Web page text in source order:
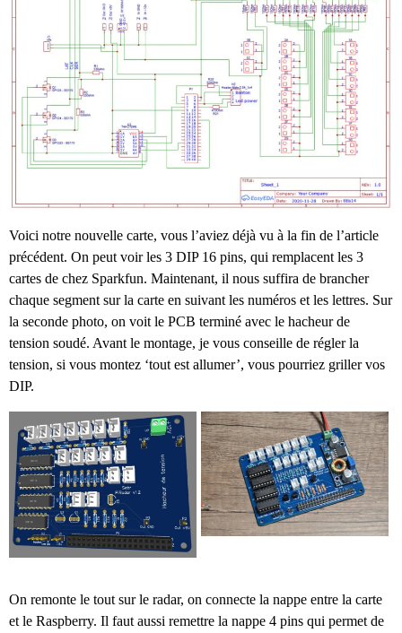
Voici notre nouvelle carte, vous l’aviez déjà vu à la fin de l’article
précédent. On peut voir les 3 DIP 16 pins, qui remplacent les 3
cartes de chez Sparkfun. Maintenant, il nous suffira de brancher
chaque segment sur la carte en suivant les numéros et les lettres. Sur
la seconde photo, on voit le PCB terminé avec le hacheur de
tension soudé. Avant le montage, je vous conseille de régler la
tension, si vous montez ‘tout est allumer’, vous pourriez griller vos
DIP.
On remonte le tout sur le radar, on connecte la nappe entre la carte
et le Raspberry. Il faut aussi remettre la nappe 4 pins qui permet de